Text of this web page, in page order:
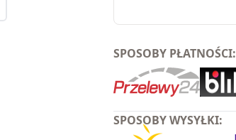
SPOSOBY PŁATNOŚCI:
SPOSOBY WYSYŁKI: